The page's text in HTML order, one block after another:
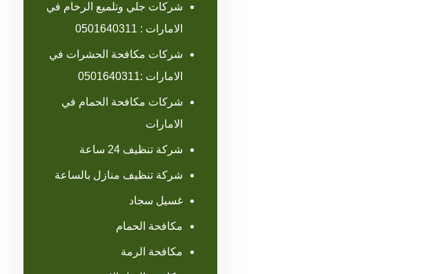
شركات جلي وتلميع الرخام في
الامارات : 0501640311
شركات مكافحة الحشرات في
الامارات :0501640311
شركات مكافحة الحمام في
الامارات
شركة تنظيف 24 ساعة
شركة تنظيف منازل بالساعة
غسيل سجاد
مكافحة الحمام
مكافحة الرمة